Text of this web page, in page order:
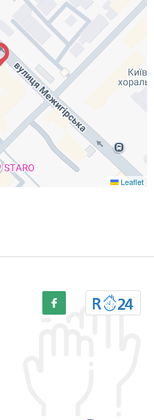
Leaflet